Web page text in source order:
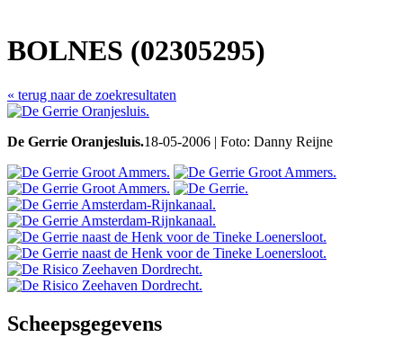
BOLNES (02305295)
« terug naar de zoekresultaten
De Gerrie Oranjesluis.18-05-2006 | Foto: Danny Reijne
Scheepsgegevens